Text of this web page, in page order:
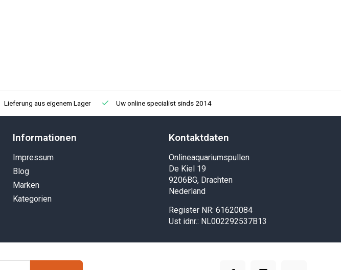
Lieferung aus eigenem Lager Uw online specialist sinds 2014
Informationen
Impressum
Blog
Marken
Kategorien
Kontaktdaten
Onlineaquariumspullen
De Kiel 19
9206BG, Drachten
Nederland
Register NR: 61620084
Ust idnr.: NL002292537B13